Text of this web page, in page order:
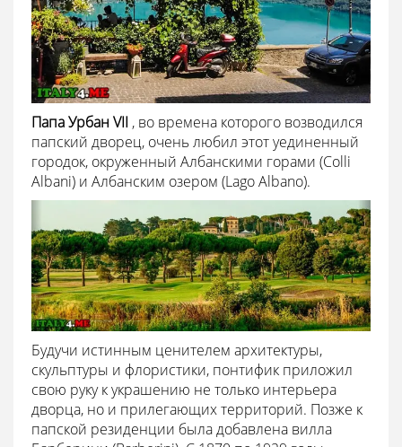
Папа Урбан VII , во времена которого возводился
папский дворец, очень любил этот уединенный
городок, окруженный Албанскими горами (Colli
Albani) и Албанским озером (Lago Albano).
Будучи истинным ценителем архитектуры,
скульптуры и флористики, понтифик приложил
свою руку к украшению не только интерьера
дворца, но и прилегающих территорий. Позже к
папской резиденции была добавлена вилла